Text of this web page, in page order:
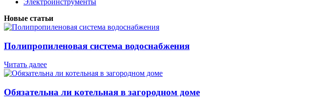
Новые статьи
Полипропиленовая система водоснабжения
Читать далее
Обязательна ли котельная в загородном доме